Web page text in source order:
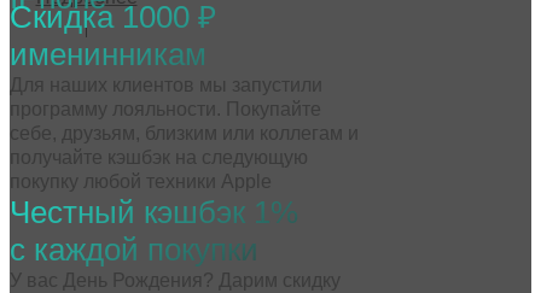
Скидка 1000 ₽
именинникам
Для наших клиентов мы запустили
программу лояльности. Покупайте
себе, друзьям, близким или коллегам и
получайте кэшбэк на следующую
покупку любой техники Apple
Честный кэшбэк 1%
с каждой покупки
У вас День Рождения? Дарим скидку